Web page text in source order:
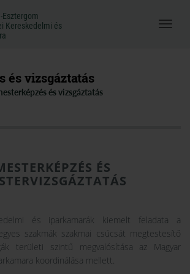
Esztergom
Kereskedelmi és
Esztergom
Kereskedelmi és
Menü
és vizsgáztatás
és vizsgáztatás
ÉS
és iparkamarák kiemelt feladata a
szakmák szakmai csúcsát megtestesítő
területi szintű megvalósítása az Magyar
koordinálása mellett.